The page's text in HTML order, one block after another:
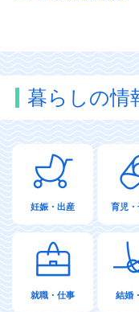
暮らしの情
妊娠・出産 育児・
就職・仕事 結婚